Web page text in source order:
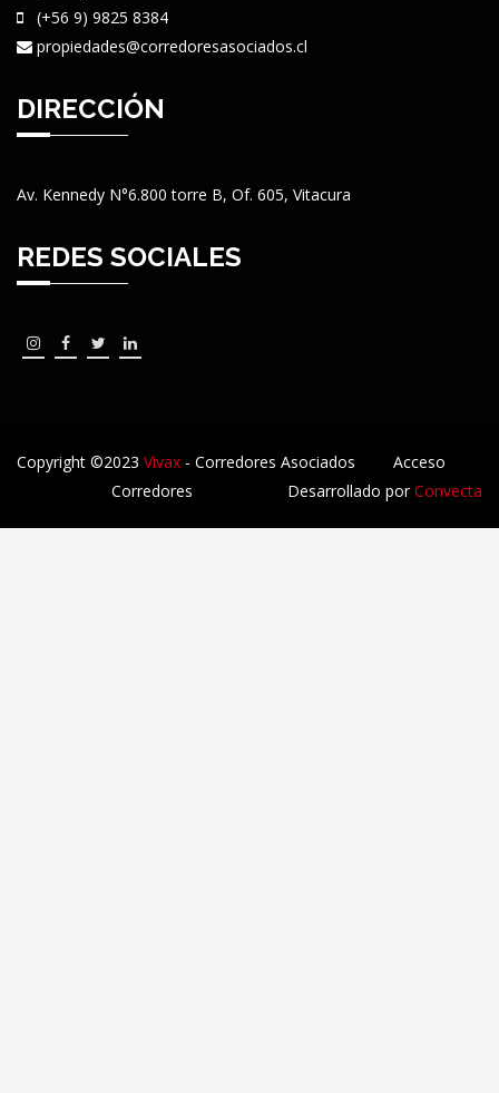
(+56 9) 9825 8384
propiedades@corredoresasociados.cl
DIRECCIÓN
Av. Kennedy N°6.800 torre B, Of. 605, Vitacura
REDES SOCIALES
Copyright ©2023 Vivax - Corredores Asociados
Acceso
Corredores
Desarrollado porConvecta